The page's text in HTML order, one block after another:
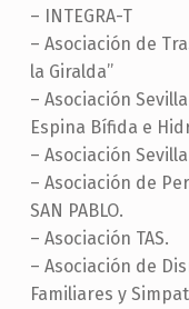
– INTEGRA-T
– Asociación de
la Giralda’’
– Asociación
Espina Bífida e
– Asociación
– Asociación de
SAN PABLO.
– Asociación TAS.
– Asociación de
Familiares y